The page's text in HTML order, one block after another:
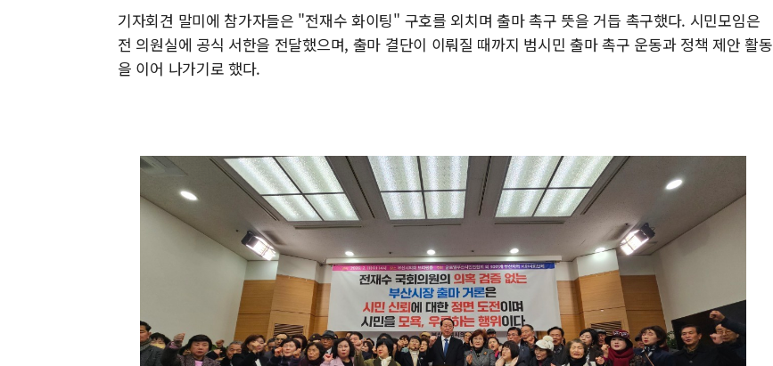
기자회견 말미에 참가자들은 "전재수 화이팅" 구호를 외치며 출마 촉구 뜻을 거듭 촉구했다. 시민모임은
전 의원실에 공식 서한을 전달했으며, 출마 결단이 이뤄질 때까지 범시민 출마 촉구 운동과 정책 제안 활동
을 이어 나가기로 했다.